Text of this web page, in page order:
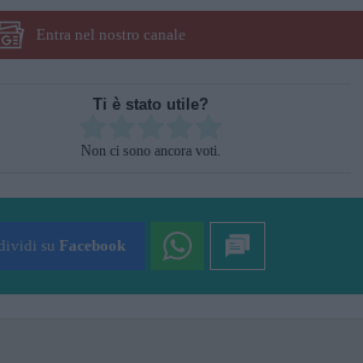
Entra nel nostro canale
Ti è stato utile?
Non ci sono ancora voti.
su Facebook